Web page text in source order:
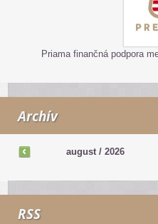
Priama finančná podpora
Archív
august / 2026
RSS